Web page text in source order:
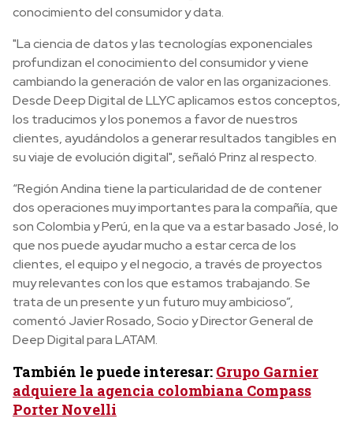
conocimiento del consumidor y data.
"La ciencia de datos y las tecnologías exponenciales
profundizan el conocimiento del consumidor y viene
cambiando la generación de valor en las organizaciones.
Desde Deep Digital de LLYC aplicamos estos conceptos,
los traducimos y los ponemos a favor de nuestros
clientes, ayudándolos a generar resultados tangibles en
su viaje de evolución digital", señaló Prinz al respecto.
“Región Andina tiene la particularidad de de contener
dos operaciones muy importantes para la compañía, que
son Colombia y Perú, en la que va a estar basado José, lo
que nos puede ayudar mucho a estar cerca de los
clientes, el equipo y el negocio, a través de proyectos
muy relevantes con los que estamos trabajando. Se
trata de un presente y un futuro muy ambicioso”,
comentó Javier Rosado, Socio y Director General de
Deep Digital para LATAM.
También le puede interesar: Grupo Garnier
adquiere la agencia colombiana Compass
Porter Novelli